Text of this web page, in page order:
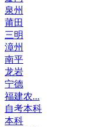
泉州
莆田
三明
漳州
南平
龙岩
宁德
福建农...
自考本科
本科